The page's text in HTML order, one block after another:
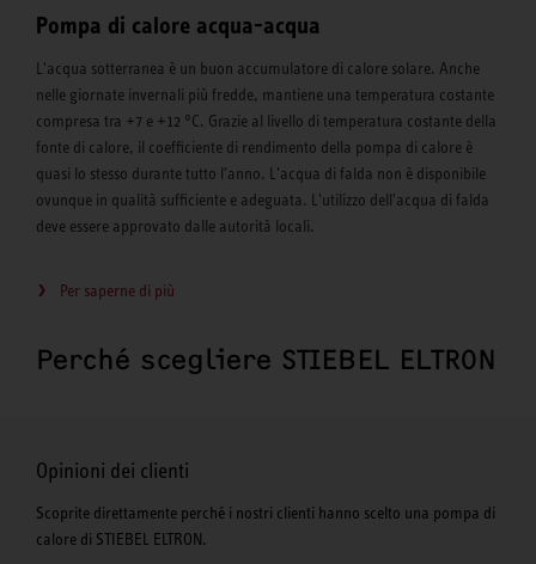
Pompa di calore acqua-acqua
L'acqua sotterranea è un buon accumulatore di calore solare. Anche
nelle giornate invernali più fredde, mantiene una temperatura costante
compresa tra +7 e +12 °C. Grazie al livello di temperatura costante della
fonte di calore, il coefficiente di rendimento della pompa di calore è
quasi lo stesso durante tutto l'anno. L'acqua di falda non è disponibile
ovunque in qualità sufficiente e adeguata. L'utilizzo dell'acqua di falda
deve essere approvato dalle autorità locali.
Per saperne di più
Perché scegliere STIEBEL ELTRON
Opinioni dei clienti
Scoprite direttamente perché i nostri clienti hanno scelto una pompa di
calore di STIEBEL ELTRON.